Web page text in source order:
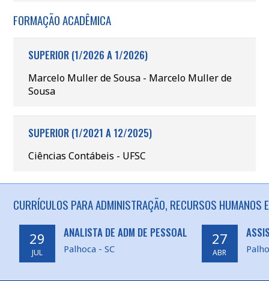
FORMAÇÃO ACADÊMICA
SUPERIOR (1/2026 A 1/2026)
Marcelo Muller de Sousa - Marcelo Muller de
Sousa
SUPERIOR (1/2021 A 12/2025)
Ciências Contábeis - UFSC
CURRÍCULOS PARA ADMINISTRAÇÃO, RECURSOS HUMANOS
29
JUL
ANALISTA DE ADM DE PESSOAL
Palhoca - SC
27
ABR